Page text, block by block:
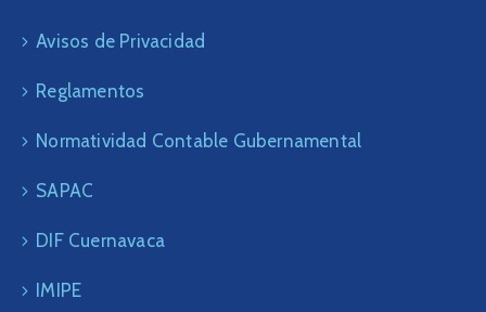
Avisos de Privacidad
Reglamentos
Normatividad Contable Gubernamental
SAPAC
DIF Cuernavaca
IMIPE